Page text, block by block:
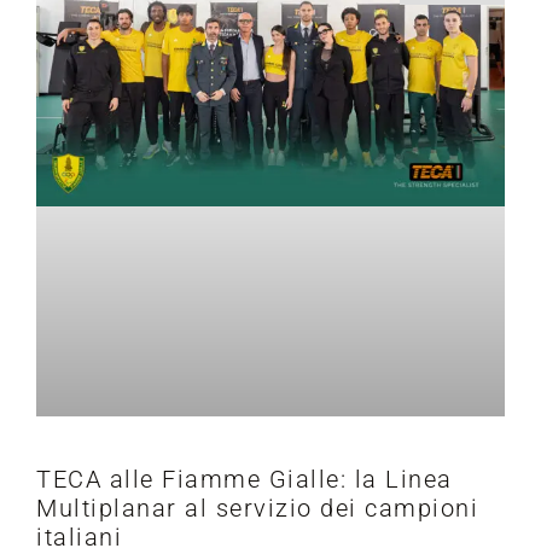
TECA alle Fiamme Gialle: la Linea
Multiplanar al servizio dei campioni
italiani